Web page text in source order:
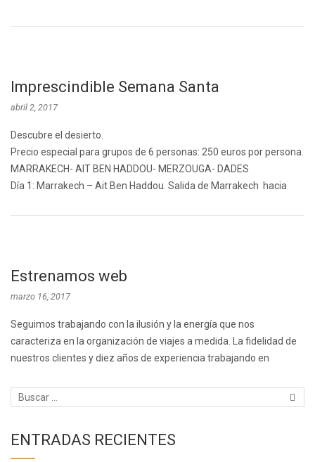
Imprescindible Semana Santa
abril 2, 2017
Descubre el desierto.
Precio especial para grupos de 6 personas: 250 euros por persona.
MARRAKECH- AIT BEN HADDOU- MERZOUGA- DADES
Día 1: Marrakech – Ait Ben Haddou. Salida de Marrakech hacia
Estrenamos web
marzo 16, 2017
Seguimos trabajando con la ilusión y la energía que nos
caracteriza en la organización de viajes a medida. La fidelidad de
nuestros clientes y diez años de experiencia trabajando en
ENTRADAS RECIENTES